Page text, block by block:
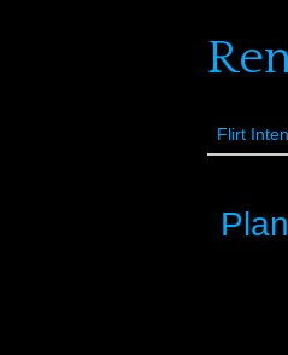
Flirt